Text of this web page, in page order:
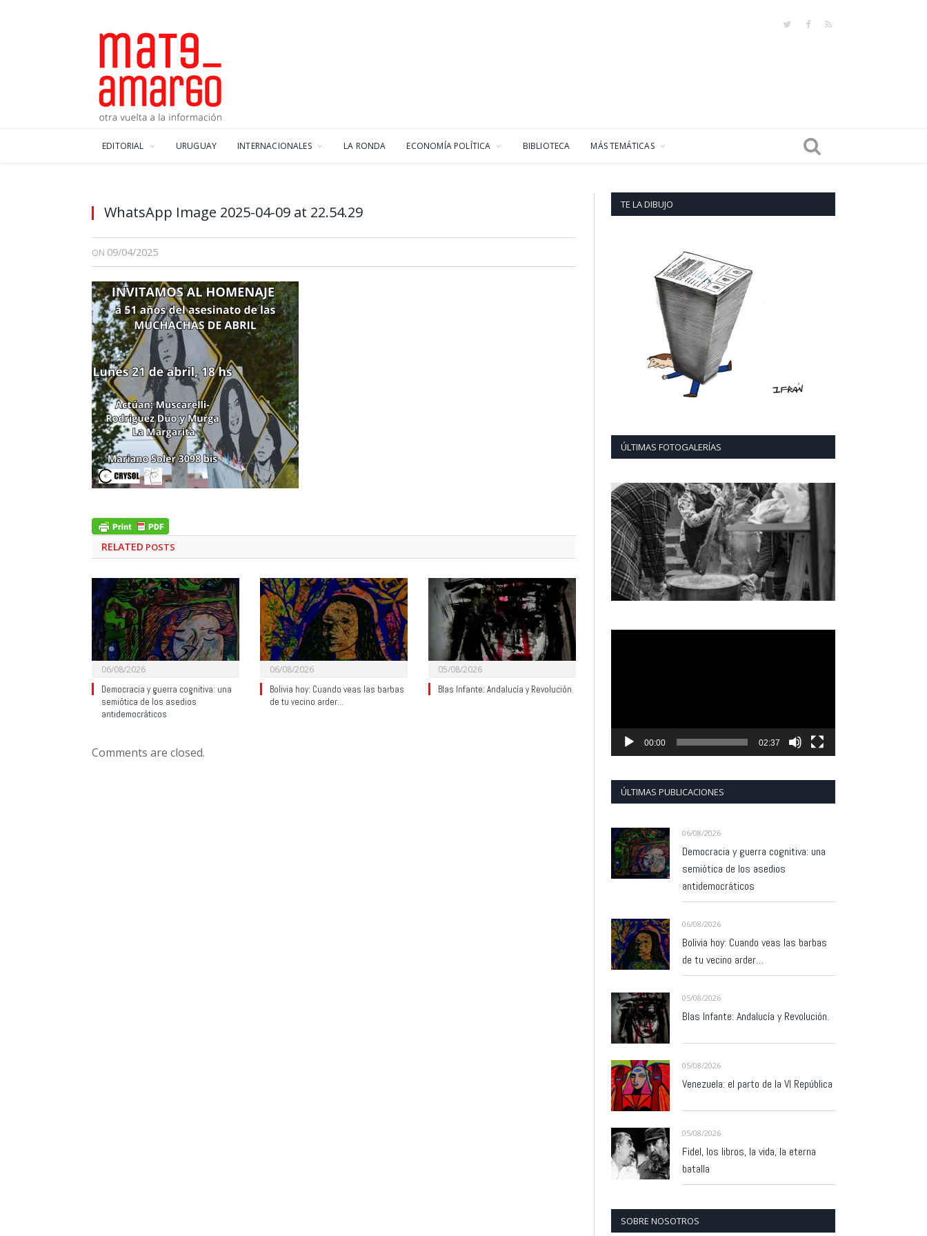
TwitterFacebook
RSS
EDITORIAL URUGUAY INTERNACIONALES LA RONDA ECONOMÍA POLÍTICA BIBLIOTECA MÁS TEMÁTICAS
WhatsApp Image 2025-04-09 at 22.54.29
ON 09/04/2025
RELATED POSTS
06/08/2026
Democracia y guerra cognitiva: una
semiótica de los asedios
antidemocráticos
06/08/2026
Bolivia hoy: Cuando veas las barbas
de tu vecino arder…
05/08/2026
Blas Infante: Andalucía y Revolución.
Comments are closed.
TE LA DIBUJO
ÚLTIMAS FOTOGALERÍAS
00:00 02:37
ÚLTIMAS PUBLICACIONES
06/08/2026
Democracia y guerra cognitiva: una
semiótica de los asedios
antidemocráticos
06/08/2026
Bolivia hoy: Cuando veas las barbas
de tu vecino arder…
05/08/2026
Blas Infante: Andalucía y Revolución.
05/08/2026
Venezuela: el parto de la VI República
05/08/2026
Fidel, los libros, la vida, la eterna
batalla
SOBRE NOSOTROS